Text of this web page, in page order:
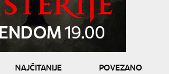
NAJČITANIJE
POVEZANO